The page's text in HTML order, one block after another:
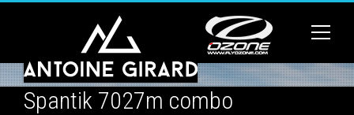
Spantik 7027m combo